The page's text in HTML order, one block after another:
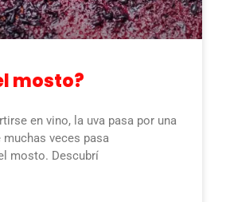
mosto?
en vino, la uva pasa por una
veces pasa
mosto. Descubrí